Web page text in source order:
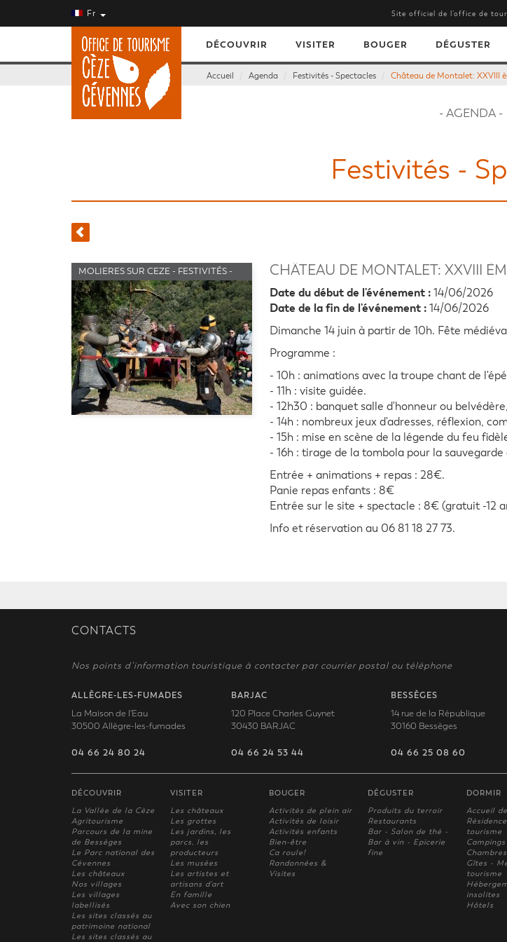
Fr Site officiel de l’office de
DÉCOUVRIR VISITER BOUGER DÉGUSTER
Accueil Agenda Festivités - Spectacles Château de Montalet: XXVIII
- AGENDA -
Festivités -
MOLIERES SUR CEZE - FESTIVITÉS -
SPECTACLES
CHÂTEAU DE MONTALET: XXVIII
Date du début de l'événement : 14/06/2026
Date de la fin de l'événement : 14/06/2026
Dimanche 14 juin à partir de 10h. Fête
Programme :
- 10h : animations avec la troupe chant de
- 11h : visite guidée.
- 12h30 : banquet salle d'honneur ou
- 14h : nombreux jeux d'adresses, réflexion,
- 15h : mise en scène de la légende du feu
- 16h : tirage de la tombola pour la
Entrée + animations + repas : 28€.
Panie repas enfants : 8€
Entrée sur le site + spectacle : 8€ (gratuit -12
Info et réservation au 06 81 18 27 73.
CONTACTS
Nos points d’information touristique à contacter par courrier postal ou téléphone
ALLÈGRE-LES-FUMADES
La Maison de l'Eau
30500 Allègre-les-fumades
04 66 24 80 24
BARJAC
120 Place Charles Guynet
30430 BARJAC
04 66 24 53 44
BESSÈGES
14 rue de la République
30160 Bessèges
04 66 25 08 60
DÉCOUVRIR
La Vallée de la Cèze
Agritourisme
Parcours de la mine
de Bessèges
Le Parc national des
Cévennes
Les châteaux
Nos villages
Les villages
labellisés
Les sites classés au
patrimoine national
Les sites classés au
VISITER
Les châteaux
Les grottes
Les jardins, les
parcs, les
producteurs
Les musées
Les artistes et
artisans d'art
En famille
Avec son chien
BOUGER
Activités de plein air
Activités de loisir
Activités enfants
Bien-être
Ca roule!
Randonnées &
Visites
DÉGUSTER
Produits du terroir
Restaurants
Bar - Salon de thé -
Bar à vin - Epicerie
fine
DORMIR
Accueil
tourisme
Campings
Gîtes -
tourisme
insolites
Hôtels